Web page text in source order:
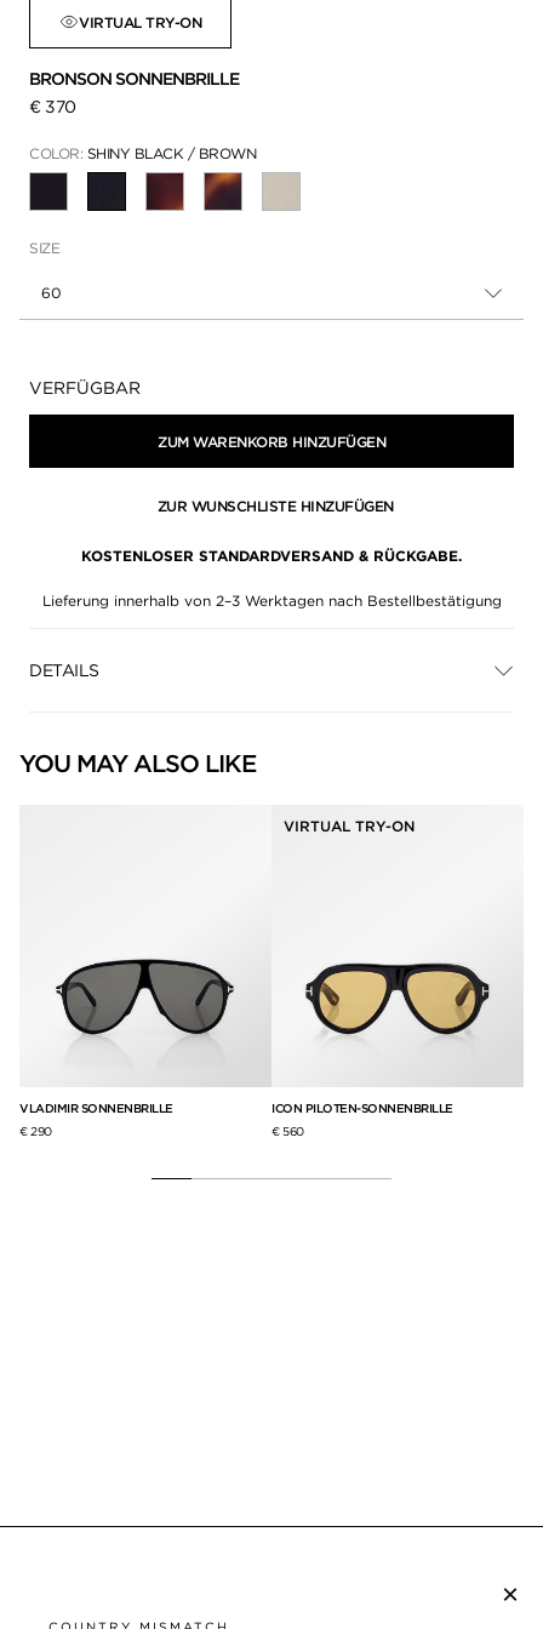
VIRTUAL TRY-ON
BRONSON SONNENBRILLE
€ 370
COLOR: SHINY BLACK / BROWN
AUSGEWÄHLT
SIZE
60
Verfügbarkeit:
VERFÜGBAR
ZUM WARENKORB HINZUFÜGEN
ZUR WUNSCHLISTE HINZUFÜGEN
KOSTENLOSER STANDARDVERSAND & RÜCKGABE.
Lieferung innerhalb von 2–3 Werktagen nach Bestellbestätigung
DETAILS
YOU MAY ALSO LIKE
VLADIMIR SONNENBRILLE
€ 290
VIRTUAL TRY-ON
ICON PILOTEN-SONNENBRILLE
€ 560
×